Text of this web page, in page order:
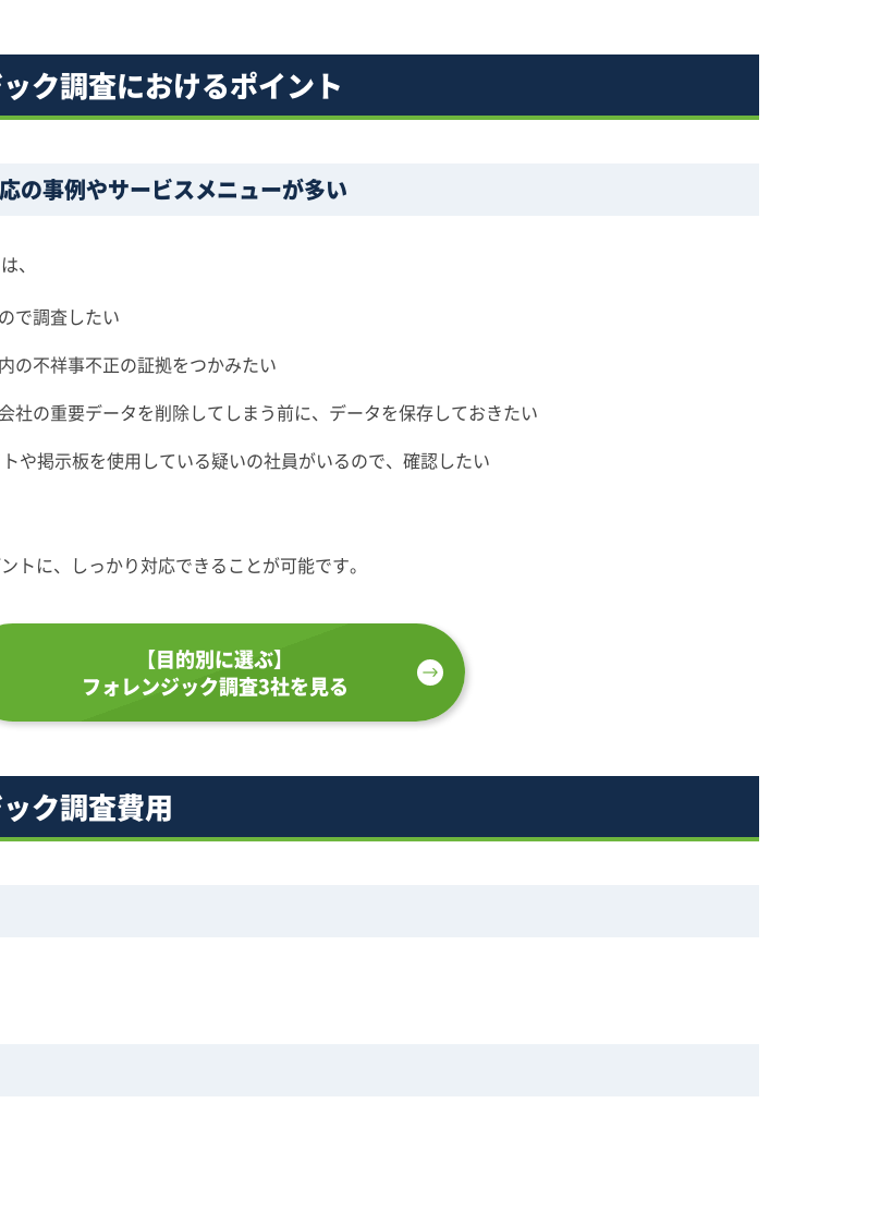
ク調査におけるポイント
の事例やサービスメニューが多い
、
で調査したい
の不祥事不正の証拠をつかみたい
社の重要データを削除してしまう前に、データを保存しておきたい
や掲示板を使用している疑いの社員がいるので、確認したい
トに、しっかり対応できることが可能です。
【目的別に選ぶ】
フォレンジック調査3社を見る
ク調査費用